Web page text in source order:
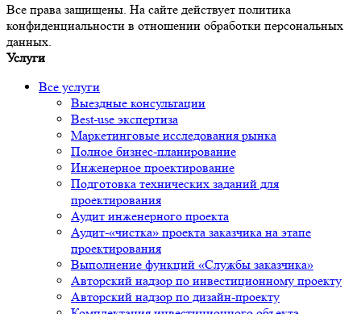
Все права защищены. На сайте действует политика
конфиденциальности в отношении обработки персональных
данных.
Услуги
Все услуги
Выездные консультации
Best-use экспертиза
Маркетинговые исследования рынка
Полное бизнес-планирование
Инженерное проектирование
Подготовка технических заданий для
проектирования
Аудит инженерного проекта
Аудит-«чистка» проекта заказчика на этапе
проектирования
Выполнение функций «Службы заказчика»
Авторский надзор по инвестиционному проекту
Авторский надзор по дизайн-проекту